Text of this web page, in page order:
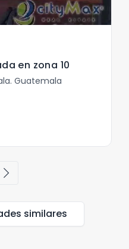
en zona 10
Guatemala
chevron_right
similares